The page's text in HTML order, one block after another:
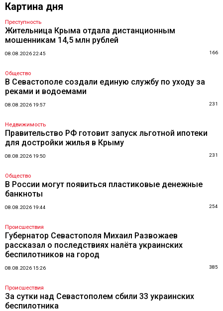
Картина дня
Преступность
Жительница Крыма отдала дистанционным
мошенникам 14,5 млн рублей
08.08.2026 22:45 166
Общество
В Севастополе создали единую службу по уходу за
реками и водоемами
08.08.2026 19:57 231
Недвижимость
Правительство РФ готовит запуск льготной ипотеки
для достройки жилья в Крыму
08.08.2026 19:50 231
Общество
В России могут появиться пластиковые денежные
банкноты
08.08.2026 19:44 254
Происшествия
Губернатор Севастополя Михаил Развожаев
рассказал о последствиях налёта украинских
беспилотников на город
08.08.2026 15:26 385
Происшествия
За сутки над Севастополем сбили 33 украинских
беспилотника